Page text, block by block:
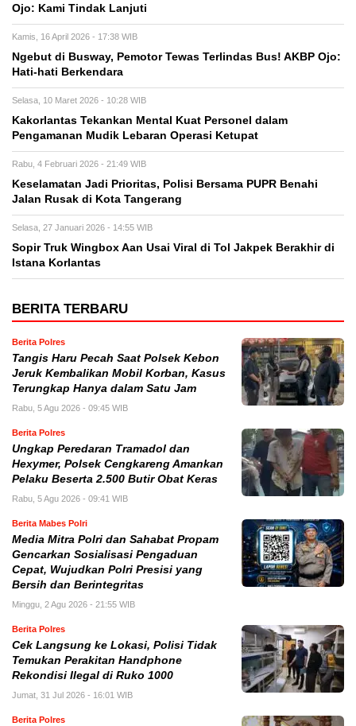
Ojo: Kami Tindak Lanjuti
Kamis, 16 April 2026 - 17:38 WIB
Ngebut di Busway, Pemotor Tewas Terlindas Bus! AKBP Ojo:
Hati-hati Berkendara
Selasa, 10 Maret 2026 - 10:28 WIB
Kakorlantas Tekankan Mental Kuat Personel dalam
Pengamanan Mudik Lebaran Operasi Ketupat
Rabu, 4 Februari 2026 - 21:49 WIB
Keselamatan Jadi Prioritas, Polisi Bersama PUPR Benahi
Jalan Rusak di Kota Tangerang
Selasa, 27 Januari 2026 - 14:55 WIB
Sopir Truk Wingbox Aan Usai Viral di Tol Jakpek Berakhir di
Istana Korlantas
BERITA TERBARU
Berita Polres
Tangis Haru Pecah Saat Polsek Kebon
Jeruk Kembalikan Mobil Korban, Kasus
Terungkap Hanya dalam Satu Jam
Rabu, 5 Agu 2026 - 09:45 WIB
Berita Polres
Ungkap Peredaran Tramadol dan
Hexymer, Polsek Cengkareng Amankan
Pelaku Beserta 2.500 Butir Obat Keras
Rabu, 5 Agu 2026 - 09:41 WIB
Berita Mabes Polri
Media Mitra Polri dan Sahabat Propam
Gencarkan Sosialisasi Pengaduan
Cepat, Wujudkan Polri Presisi yang
Bersih dan Berintegritas
Minggu, 2 Agu 2026 - 21:55 WIB
Berita Polres
Cek Langsung ke Lokasi, Polisi Tidak
Temukan Perakitan Handphone
Rekondisi Ilegal di Ruko 1000
Jumat, 31 Jul 2026 - 16:01 WIB
Berita Polres